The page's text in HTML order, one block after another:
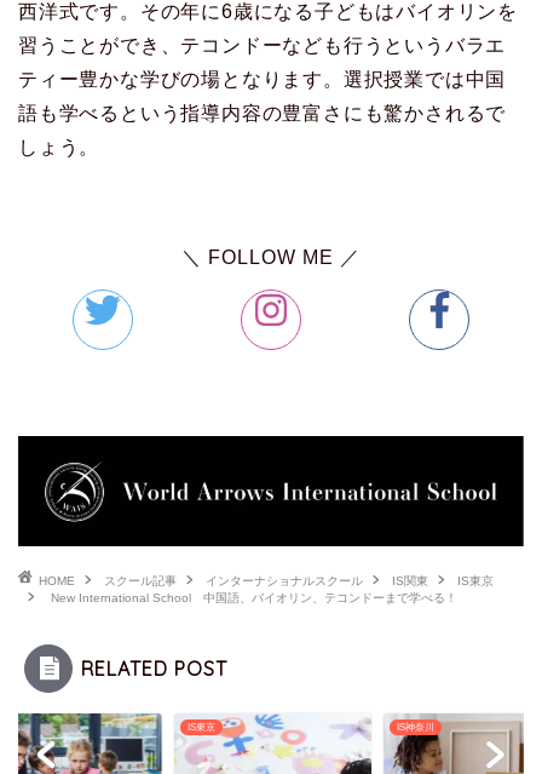
西洋式です。その年に6歳になる子どもはバイオリンを
習うことができ、テコンドーなども行うというバラエ
ティー豊かな学びの場となります。選択授業では中国
語も学べるという指導内容の豊富さにも驚かされるで
しょう。
＼ FOLLOW ME ／
HOME スクール記事 インターナショナルスクール IS関東
IS東京
New International School 中国語、バイオリン、テコンドーまで学べる！
RELATED POST
IS東京 IS神奈川